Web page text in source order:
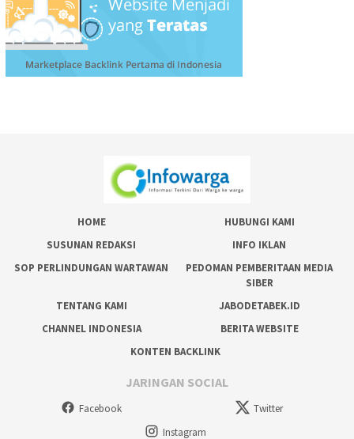
HOME
HUBUNGI KAMI
SUSUNAN REDAKSI
INFO IKLAN
SOP PERLINDUNGAN WARTAWAN
PEDOMAN PEMBERITAAN MEDIA
SIBER
TENTANG KAMI
JABODETABEK.ID
CHANNEL INDONESIA
BERITA WEBSITE
KONTEN BACKLINK
JARINGAN SOCIAL
Facebook
Twitter
Instagram